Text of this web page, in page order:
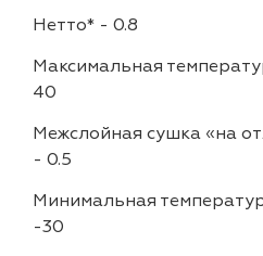
Нетто* - 0.8
Максимальная
40
Межслойная сушка «на
- 0.5
Минимальная
-30